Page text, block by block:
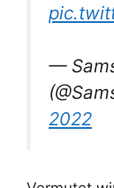
—
2022